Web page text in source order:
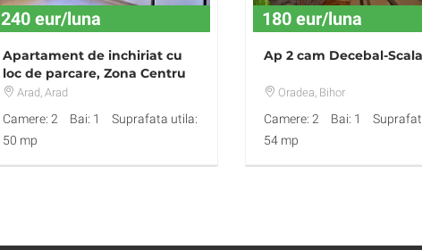
240 eur/luna
Apartament de inchiriat cu
loc de parcare, Zona Centru
Arad
Arad, Arad
Camere: 2 Bai: 1
Suprafata utila:
50 mp
180 eur/luna
Ap 2 cam Decebal-Scala
Oradea, Bihor
Camere: 2 Bai: 1
54 mp